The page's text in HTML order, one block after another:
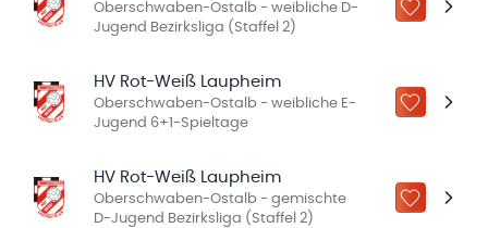
Oberschwaben-Ostalb - weibliche D-
Jugend Bezirksliga (Staffel 2)
ZU „MEINE
HV Rot-Weiß Laupheim
Oberschwaben-Ostalb - weibliche E-
Jugend 6+1-Spieltage
ZU „MEINE
HV Rot-Weiß Laupheim
Oberschwaben-Ostalb - gemischte
D-Jugend Bezirksliga (Staffel 2)
ZU „MEINE